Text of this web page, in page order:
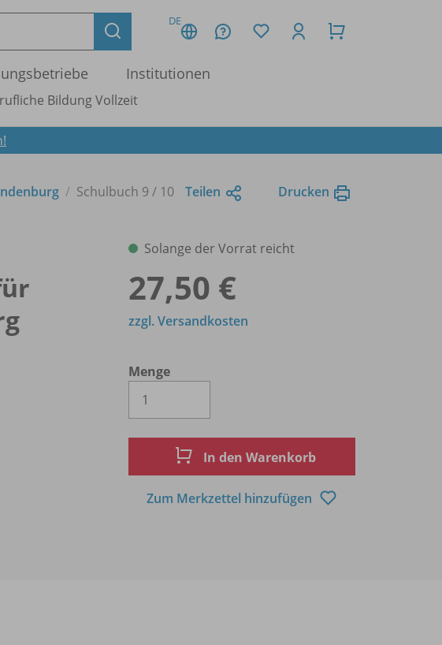
DE
Institutionen
Bildung Vollzeit
Schulbuch 9 / 10 Teilen Drucken
Solange der Vorrat reicht
27,50 €
Menge
zzgl. Versandkosten
In den Warenkorb
Zum Merkzettel hinzufügen